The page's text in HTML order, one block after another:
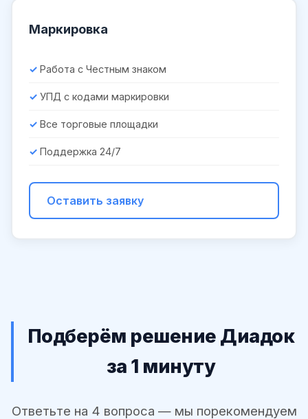
Маркировка
Работа с Честным знаком
УПД с кодами маркировки
Все торговые площадки
Поддержка 24/7
Оставить заявку
Подберём решение Диадок
за 1 минуту
Ответьте на 4 вопроса — мы порекомендуем